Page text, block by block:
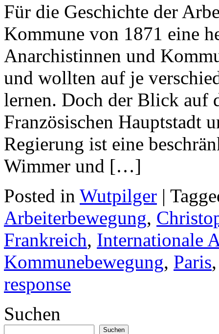
Für die Geschichte der
Kommune von 1871 eine
Anarchistinnen und
und wollten auf je
lernen. Doch der Blick auf
Französischen Hauptstadt
Regierung ist eine
Wimmer und […]
Posted in Wutpilger |
Arbeiterbewegung,
Frankreich, Internationale
Kommunebewegung, Paris
response
Suchen
Suchen